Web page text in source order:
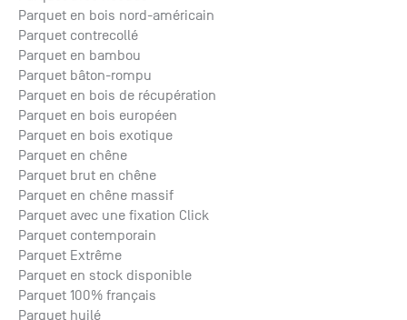
Parquet en bois nord-américain
Parquet contrecollé
Parquet en bambou
Parquet bâton-rompu
Parquet en bois de récupération
Parquet en bois européen
Parquet en bois exotique
Parquet en chêne
Parquet brut en chêne
Parquet en chêne massif
Parquet avec une fixation Click
Parquet contemporain
Parquet Extrême
Parquet en stock disponible
Parquet 100% français
Parquet huilé